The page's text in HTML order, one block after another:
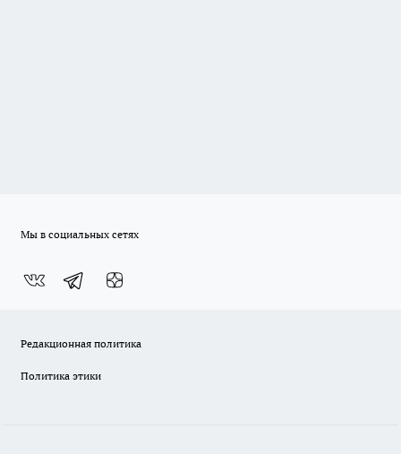
Мы в социальных сетях
Редакционная политика
Политика этики